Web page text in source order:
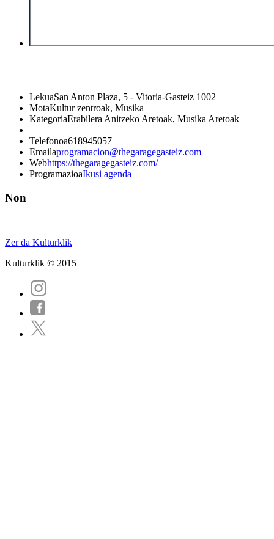
LekuaSan Anton Plaza, 5 - Vitoria-Gasteiz 1002
MotaKultur zentroak, Musika
KategoriaErabilera Anitzeko Aretoak, Musika Aretoak
Telefonoa618945057
Emailaprogramacion@thegaragegasteiz.com
Webhttps://thegaragegasteiz.com/
ProgramazioaIkusi agenda
Non
Zer da Kulturklik
Kulturklik © 2015